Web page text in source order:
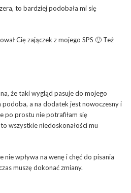
to bardziej podobała mi się
Cię zajączek z mojego SPS 🙂 Też
że taki wygląd pasuje do mojego
a na dodatek jest nowoczesny i
po prostu nie potrafiłam się
wszystkie niedoskonałości mu
nie wpływa na wenę i chęć do pisania
muszę dokonać zmiany.